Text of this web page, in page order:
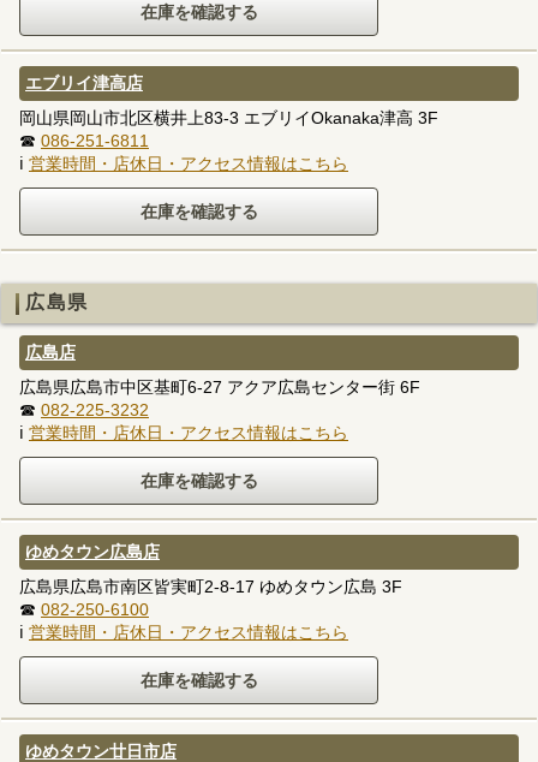
エブリイ津高店
岡山県岡山市北区横井上83-3 エブリイOkanaka津高 3F
☎ 086-251-6811
ℹ 営業時間・店休日・アクセス情報はこちら
広島県
広島店
広島県広島市中区基町6-27 アクア広島センター街 6F
☎ 082-225-3232
ℹ 営業時間・店休日・アクセス情報はこちら
ゆめタウン広島店
広島県広島市南区皆実町2-8-17 ゆめタウン広島 3F
☎ 082-250-6100
ℹ 営業時間・店休日・アクセス情報はこちら
ゆめタウン廿日市店